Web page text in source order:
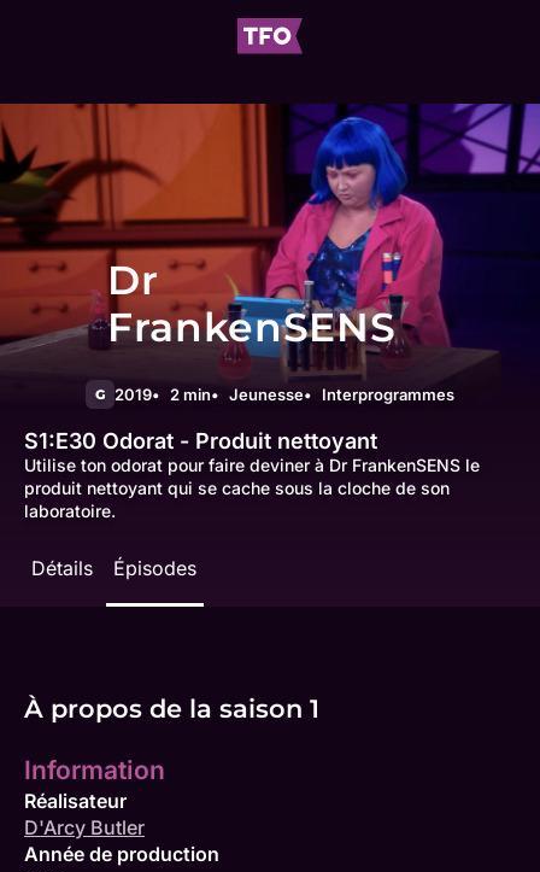
Dr
FrankenSENS
G 2019 2 min Jeunesse Interprogrammes
S1:E30 Odorat - Produit nettoyant
Utilise ton odorat pour faire deviner à Dr FrankenSENS le
produit nettoyant qui se cache sous la cloche de son
laboratoire.
Détails Épisodes
À propos de la saison 1
Information
Réalisateur
D'Arcy Butler
Année de production